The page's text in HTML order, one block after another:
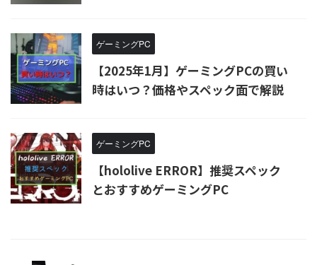
ゲーミングPC
【2025年1月】ゲーミングPCの買い
時はいつ？価格やスペック面で解説
ゲーミングPC
【hololive ERROR】推奨スペック
とおすすめゲーミングPC